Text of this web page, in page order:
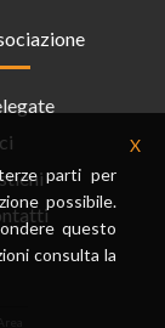
parti per
possibile.
questo
consulta la
X